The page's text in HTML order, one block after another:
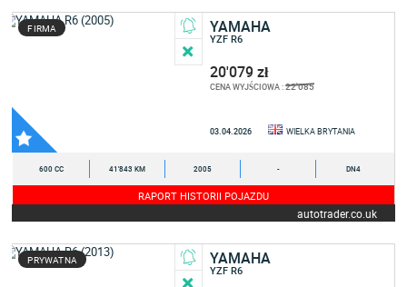
FIRMA YAMAHA
YZF R6
20'079 zł
CENA WYJŚCIOWA :22'085
03.04.2026 WIELKA BRYTANIA
600 CC 41'843 KM 2005 - DN4
RAPORT HISTORII POJAZDU
autotrader.co.uk
PRYWATNA YAMAHA
YZF R6